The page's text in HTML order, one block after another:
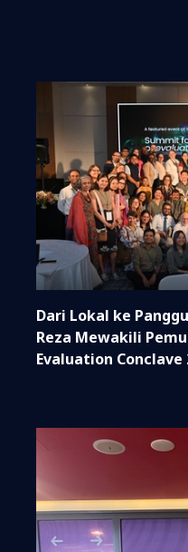
Dari Lokal ke
Reza Mewakili
Evaluation Conclave